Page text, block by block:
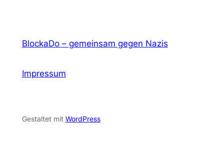
BlockaDo – gemeinsam gegen Nazis
Impressum
Gestaltet mit WordPress